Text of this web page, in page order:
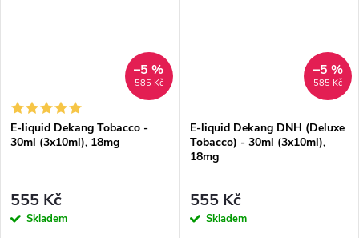
585 Kč
–5 %
E-liquid Dekang Tobacco -
30ml (3x10ml), 18mg
555 Kč
Skladem
585 Kč
–5 %
E-liquid Dekang DNH (Deluxe
Tobacco) - 30ml (3x10ml),
18mg
555 Kč
Skladem